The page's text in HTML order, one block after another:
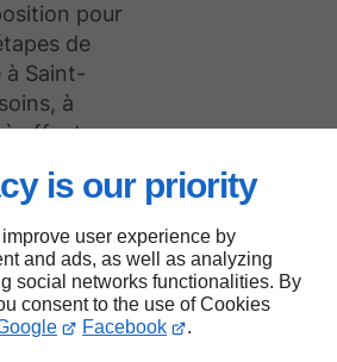
is our priority
user experience by
and ads, as well as analyzing
social networks functionalities. By
consent to the use of Cookies
Facebook .
pour
de
Saint-
à
à effectuer